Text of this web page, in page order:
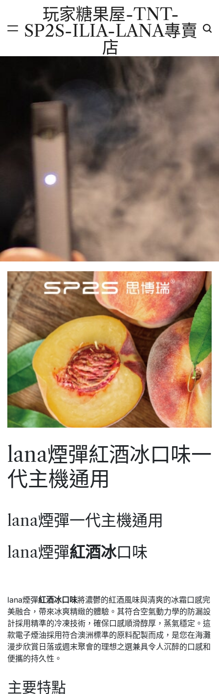
content
玩家糖果屋-TNT-
SP2S-ILIA-LANA專賣
店
lana煙彈紅酒冰口味一
代主機通用
lana煙彈一代主機通用
lana煙彈紅酒冰口味
lana煙彈紅酒冰口味將濃鬱的紅酒風味與清爽的冰霜口感完
美融合，帶來冰爽精緻的體驗。其符合空氣動力學的防漏設
計採用精準的冷凍技術，確保口感順滑醇厚，蒸氣穩定。這
款電子煙油採用符合澳洲標準的原料配製而成，是您在海灘
漫步欣賞日落或週末聚會的理想之選兼具令人沉醉的口感和
便攜的持久性。
主要特點